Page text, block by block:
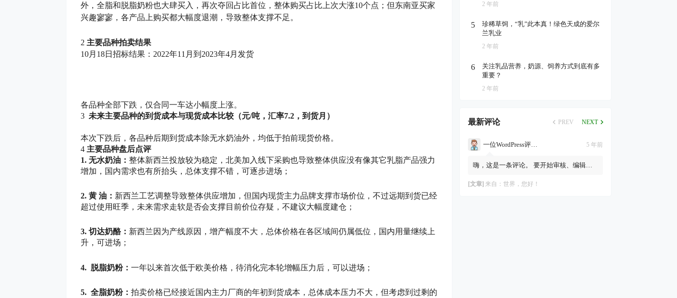
外，全脂和脱脂奶粉也大肆买入，再次夺回占比首位，整体购买占比上次大涨10个点；但东南亚买家
兴趣寥寥，各产品上购买都大幅度退潮，导致整体支撑不足。
2 主要品种拍卖结果
10月18日招标结果：2022年11月到2023年4月发货
各品种全部下跌，仅合同一车达小幅度上涨。
3 未来主要品种的到货成本与现货成本比较（元/吨，汇率7.2，到货月）
本次下跌后，各品种后期到货成本除无水奶油外，均低于拍前现货价格。
4 主要品种盘后点评
1. 无水奶油： 整体新西兰投放较为稳定，北美加入线下采购也导致整体供应没有像其它乳脂产品强力
增加，国内需求也有所抬头，总体支撑不错，可逐步进场；
2. 黄 油： 新西兰工艺调整导致整体供应增加，但国内现货主力品牌支撑市场价位，不过远期到货已经
超过使用旺季，未来需求走软是否会支撑目前价位存疑，不建议大幅度建仓；
3. 切达奶酪： 新西兰因为产线原因，增产幅度不大，总体价格在各区域间仍属低位，国内用量继续上
升，可进场；
4. 脱脂奶粉： 一年以来首次低于欧美价格，待消化完本轮增幅压力后，可以进场；
5. 全脂奶粉： 拍卖价格已经接近国内主力厂商的年初到货成本，总体成本压力不大，但考虑到过剩的
2 年前
5
珍稀草饲，“乳”此本真！绿色天成的爱尔
兰乳业
2 年前
6
关注乳品营养，奶源、饲养方式到底有多
重要？
2 年前
最新评论 PREV NEXT
一位WordPress评论者 5 年前
嗨，这是一条评论。 要开始审核、编辑及
评论者头像来自Gravatar。
[文章] 来自： 世界，您好！